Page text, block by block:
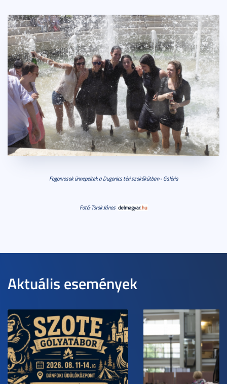
Fogorvosok ünnepeltek a Dugonics téri szökőkútban - Galéria
Fotó: Török János
Aktuális események